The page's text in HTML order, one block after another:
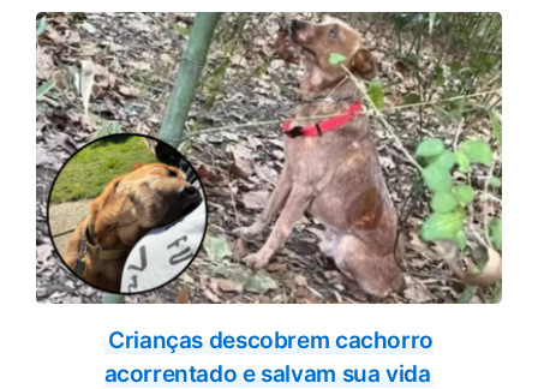
Crianças descobrem cachorro
acorrentado e salvam sua vida